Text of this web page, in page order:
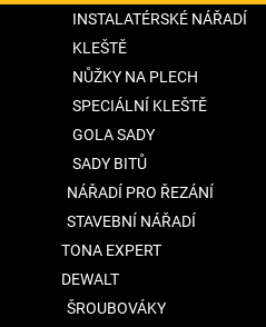
INSTALATÉRSKÉ NÁŘADÍ
KLEŠTĚ
NŮŽKY NA PLECH
SPECIÁLNÍ KLEŠTĚ
GOLA SADY
SADY BITŮ
NÁŘADÍ PRO ŘEZÁNÍ
STAVEBNÍ NÁŘADÍ
TONA EXPERT
DEWALT
ŠROUBOVÁKY